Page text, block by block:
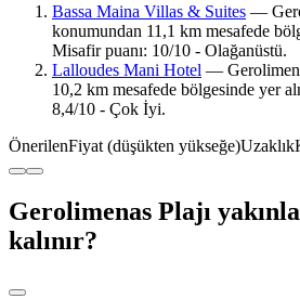
Bassa Maina Villas & Suites —
konumundan 11,1 km mesafede
Misafir puanı: 10/10 - Olağanüstü.
Lalloudes Mani Hotel —
10,2 km mesafede bölgesinde yer
8,4/10 - Çok İyi.
ÖnerilenFiyat (düşükten yükseğe)Uzaklık
Gerolimenas Plajı
kalınır?